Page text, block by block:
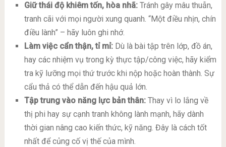
Giữ thái độ khiêm tốn, hòa nhã:Tránh gây mâu thuẫn,
tranh cãi với mọi người xung quanh. “Một điều nhịn, chín
điều lành” – hãy luôn ghi nhớ.
Làm việc cẩn thận, tỉ mỉ:Dù là bài tập trên lớp, đồ án,
hay các nhiệm vụ trong kỳ thực tập/công việc, hãy kiểm
tra kỹ lưỡng mọi thứ trước khi nộp hoặc hoàn thành. Sự
cẩu thả có thể dẫn đến hậu quả lớn.
Tập trung vào năng lực bản thân:Thay vì lo lắng về
thị phi hay sự cạnh tranh không lành mạnh, hãy dành
thời gian nâng cao kiến thức, kỹ năng. Đây là cách tốt
nhất để củng cố vị thế của mình.